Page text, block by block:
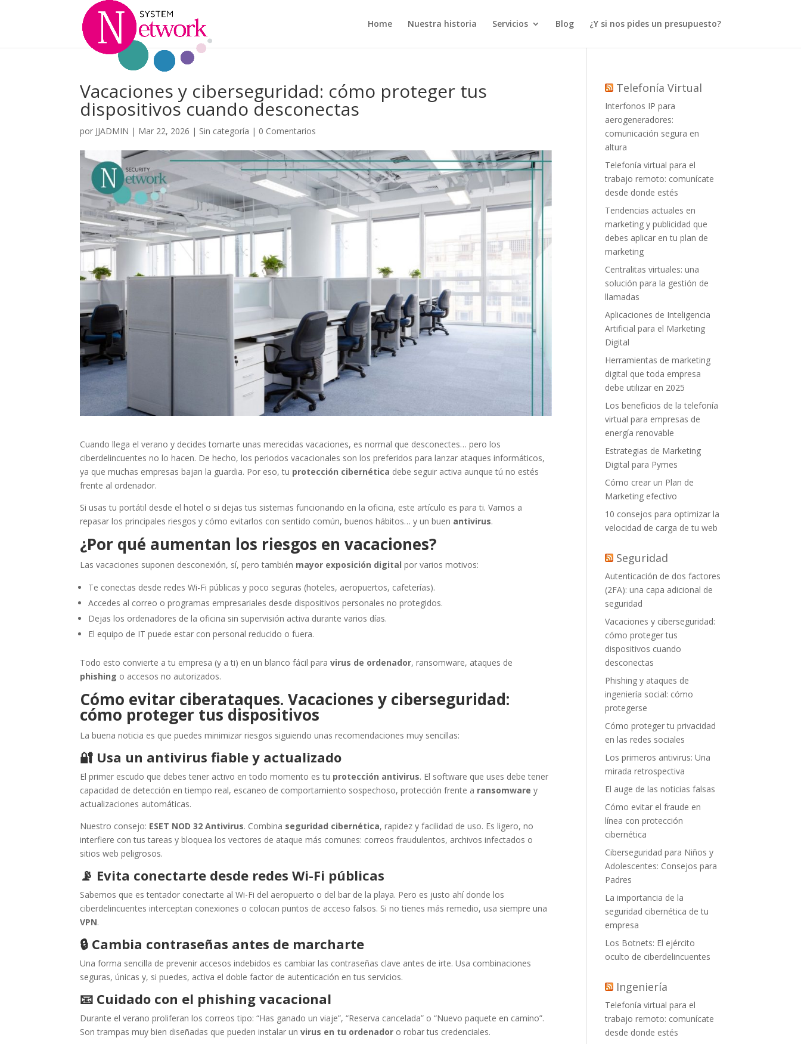
Home Nuestra historia Servicios Blog ¿Y si nos pides un presupuesto?
Vacaciones y ciberseguridad: cómo proteger tus
dispositivos cuando desconectas
por JJADMIN | Mar 22, 2026 | Sin categoría | 0 Comentarios
Cuando llega el verano y decides tomarte unas merecidas vacaciones, es normal que desconectes… pero los
ciberdelincuentes no lo hacen. De hecho, los periodos vacacionales son los preferidos para lanzar ataques informáticos,
ya que muchas empresas bajan la guardia. Por eso, tu protección cibernética debe seguir activa aunque tú no estés
frente al ordenador.
Si usas tu portátil desde el hotel o si dejas tus sistemas funcionando en la oficina, este artículo es para ti. Vamos a
repasar los principales riesgos y cómo evitarlos con sentido común, buenos hábitos… y un buen antivirus.
¿Por qué aumentan los riesgos en vacaciones?
Las vacaciones suponen desconexión, sí, pero también mayor exposición digital por varios motivos:
Te conectas desde redes Wi-Fi públicas y poco seguras (hoteles, aeropuertos, cafeterías).
Accedes al correo o programas empresariales desde dispositivos personales no protegidos.
Dejas los ordenadores de la oficina sin supervisión activa durante varios días.
El equipo de IT puede estar con personal reducido o fuera.
Todo esto convierte a tu empresa (y a ti) en un blanco fácil paravirus de ordenador, ransomware, ataques de
phishing o accesos no autorizados.
Cómo evitar ciberataques. Vacaciones y ciberseguridad:
cómo proteger tus dispositivos
La buena noticia es que puedes minimizar riesgos siguiendo unas recomendaciones muy sencillas:
🔐 Usa un antivirus fiable y actualizado
El primer escudo que debes tener activo en todo momento es tu protección antivirus. El software que uses debe tener
capacidad de detección en tiempo real, escaneo de comportamiento sospechoso, protección frente a ransomware y
actualizaciones automáticas.
Nuestro consejo: ESET NOD 32 Antivirus. Combina seguridad cibernética, rapidez y facilidad de uso. Es ligero, no
interfiere con tus tareas y bloquea los vectores de ataque más comunes: correos fraudulentos, archivos infectados o
sitios web peligrosos.
📡 Evita conectarte desde redes Wi-Fi públicas
Sabemos que es tentador conectarte al Wi-Fi del aeropuerto o del bar de la playa. Pero es justo ahí donde los
ciberdelincuentes interceptan conexiones o colocan puntos de acceso falsos. Si no tienes más remedio, usa siempre una
VPN.
🔒 Cambia contraseñas antes de marcharte
Una forma sencilla de prevenir accesos indebidos es cambiar las contraseñas clave antes de irte. Usa combinaciones
seguras, únicas y, si puedes, activa el doble factor de autenticación en tus servicios.
📧 Cuidado con el phishing vacacional
Durante el verano proliferan los correos tipo: “Has ganado un viaje”, “Reserva cancelada” o “Nuevo paquete en camino”.
Son trampas muy bien diseñadas que pueden instalar unvirus en tu ordenador o robar tus credenciales.
Telefonía Virtual
Interfonos IP para
aerogeneradores:
comunicación segura en
altura
Telefonía virtual para el
trabajo remoto: comunícate
desde donde estés
Tendencias actuales en
marketing y publicidad que
debes aplicar en tu plan de
marketing
Centralitas virtuales: una
solución para la gestión de
llamadas
Aplicaciones de Inteligencia
Artificial para el Marketing
Digital
Herramientas de marketing
digital que toda empresa
debe utilizar en 2025
Los beneficios de la telefonía
virtual para empresas de
energía renovable
Estrategias de Marketing
Digital para Pymes
Cómo crear un Plan de
Marketing efectivo
10 consejos para optimizar la
velocidad de carga de tu web
Seguridad
Autenticación de dos factores
(2FA): una capa adicional de
seguridad
Vacaciones y ciberseguridad:
cómo proteger tus
dispositivos cuando
desconectas
Phishing y ataques de
ingeniería social: cómo
protegerse
Cómo proteger tu privacidad
en las redes sociales
Los primeros antivirus: Una
mirada retrospectiva
El auge de las noticias falsas
Cómo evitar el fraude en
línea con protección
cibernética
Ciberseguridad para Niños y
Adolescentes: Consejos para
Padres
La importancia de la
seguridad cibernética de tu
empresa
Los Botnets: El ejército
oculto de ciberdelincuentes
Ingeniería
Telefonía virtual para el
trabajo remoto: comunícate
desde donde estés